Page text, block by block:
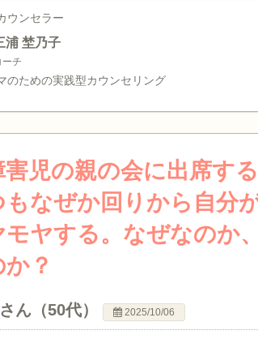
ウンセラー
浦 埜乃子
ーチ
のための実践型カウンセリング
害児の親の会に出席す
もなぜか回りから自分
モヤする。なぜなのか
か？
ん（50代） 2025/10/06